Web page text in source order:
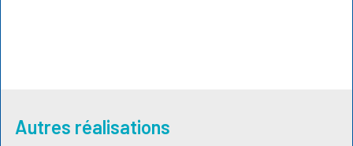
Autres réalisations